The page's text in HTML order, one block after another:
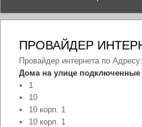
ПРОВАЙДЕР
Провайдер интернета по
Дома на улице
1
10
10 корп. 1
10 корп. 1